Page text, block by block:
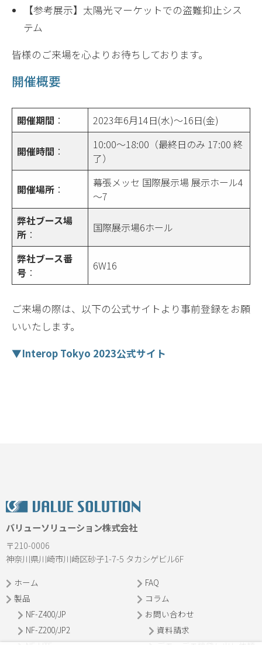
【参考展示】太陽光マーケットでの盗難抑止シス
テム
皆様のご来場を心よりお待ちしております。
開催概要
開催期間 ： 2023年6月14日(水)～16日(金)
開催時間 ：
10:00～18:00（最終日のみ 17:00 終
了）
開催場所 ：
幕張メッセ 国際展示場 展示ホール4
～7
弊社ブース場
所 ： 国際展示場6ホール
弊社ブース番
号 ： 6W16
ご来場の際は、以下の公式サイトより事前登録をお願
いいたします。
▼Interop Tokyo 2023公式サイト
バリューソリューション株式会社
〒210-0006
神奈川県川崎市川崎区砂子1-7-5 タカシゲビル6F
ホーム
製品
NF-Z400/JP
NF-Z200/JP2
FAQ
コラム
お問い合わせ
資料請求